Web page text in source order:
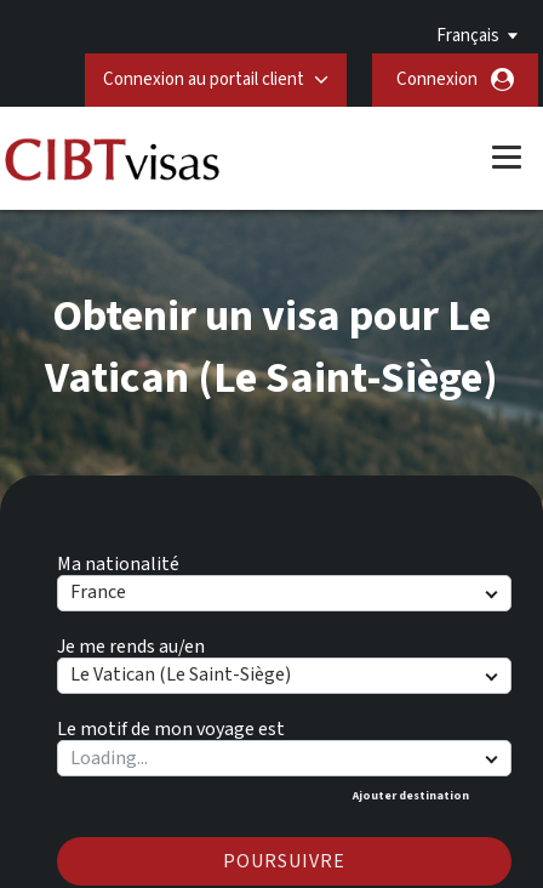
Français
Connexion au portail client
Connexion
Ma nationalité
France
Je me rends au/en
Le Vatican (Le Saint-Siège)
Le motif de mon voyage est
Ajouter destination
POURSUIVRE
Obtenir un visa pour Le
Vatican (Le Saint-Siège)